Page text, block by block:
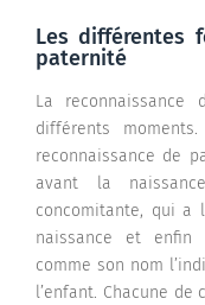
Les différentes
paternité
La
différents
reconnaissance de
avant la
concomitante, qui a
naissance et enfin
comme son nom
l’enfant. Chacune